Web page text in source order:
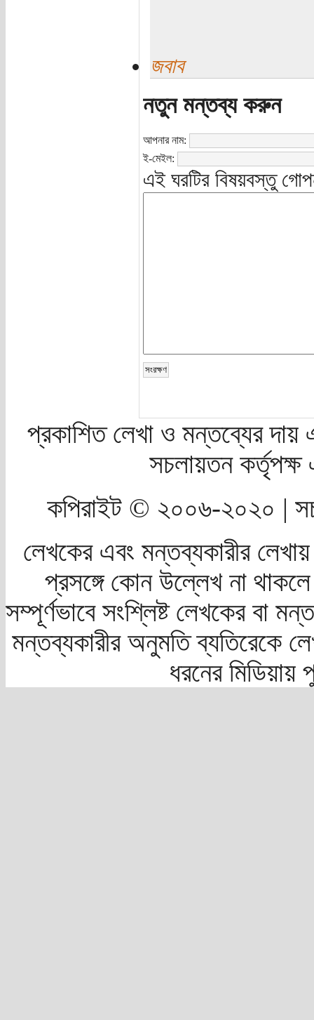
জবাব
নতুন মন্তব্য করুন
আপনার নাম:
ই-মেইল:
এই ঘরটির বিষয়বস্তু
প্রকাশিত লেখা ও মন্তব্যের দায়
সচলায়তন
কপিরাইট © ২০০৬-২০২০ |
লেখকের এবং মন্তব্যকারীর
প্রসঙ্গে কোন উল্লেখ না
সম্পূর্ণভাবে সংশ্লিষ্ট লেখকের বা
মন্তব্যকারীর অনুমতি ব্যতিরেকে
ধরনের মিডিয়ায়